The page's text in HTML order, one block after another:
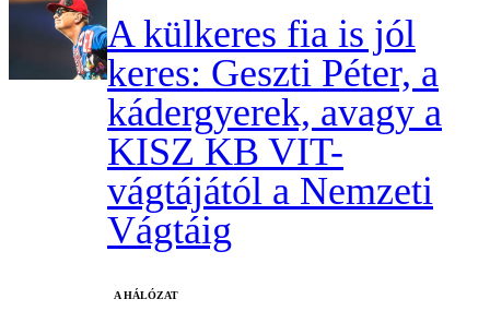
A külkeres fia is jól
keres: Geszti Péter, a
kádergyerek, avagy a
KISZ KB VIT-
vágtájától a Nemzeti
Vágtáig
A HÁLÓZAT